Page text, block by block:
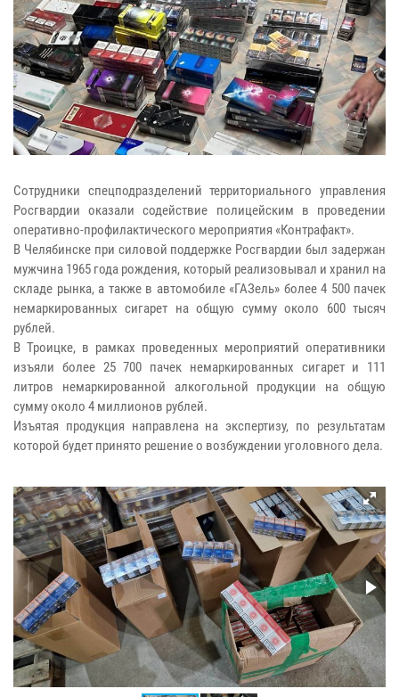
Сотрудники спецподразделений территориального управления
Росгвардии оказали содействие полицейским в проведении
оперативно-профилактического мероприятия «Контрафакт».
В Челябинске при силовой поддержке Росгвардии был задержан
мужчина 1965 года рождения, который реализовывал и хранил на
складе рынка, а также в автомобиле «ГАЗель» более 4 500 пачек
немаркированных сигарет на общую сумму около 600 тысяч
рублей.
В Троицке, в рамках проведенных мероприятий оперативники
изъяли более 25 700 пачек немаркированных сигарет и 111
литров немаркированной алкогольной продукции на общую
сумму около 4 миллионов рублей.
Изъятая продукция направлена на экспертизу, по результатам
которой будет принято решение о возбуждении уголовного дела.